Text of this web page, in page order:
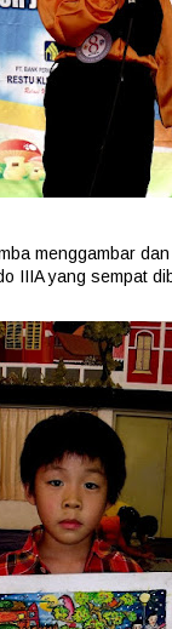
menggambar
IIIA yang sempat